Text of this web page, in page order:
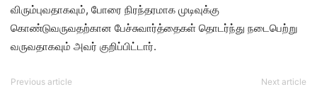
விரும்புவதாகவும், போரை நிரந்தரமாக முடிவுக்கு
கொண்டுவருவதற்கான பேச்சுவார்த்தைகள் தொடர்ந்து நடைபெற்று
வருவதாகவும் அவர் குறிப்பிட்டார்.
Previous article Next article